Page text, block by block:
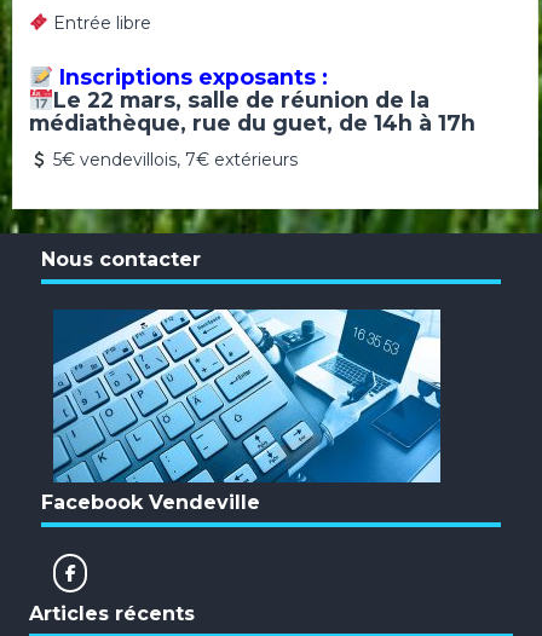
Entrée libre
Inscriptions exposants :
Le 22 mars, salle de réunion de la
médiathèque, rue du guet, de 14h à 17h
5€ vendevillois, 7€ extérieurs
Nous contacter
Facebook Vendeville
Articles récents